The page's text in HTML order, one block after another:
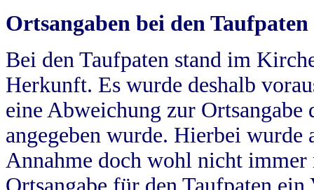
Ortsangaben bei den Taufpaten
Bei den Taufpaten stand im
Herkunft. Es wurde deshalb
eine Abweichung zur
angegeben wurde. Hierbei wurde
Annahme doch wohl nicht